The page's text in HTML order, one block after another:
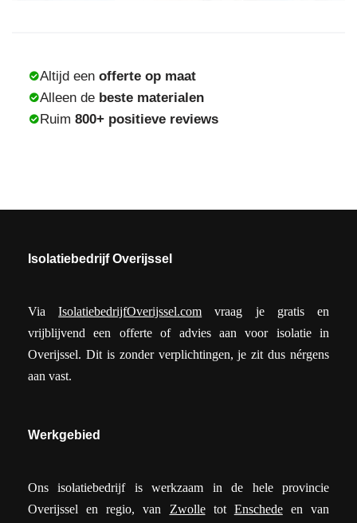
Altijd een offerte op maat
Alleen de beste materialen
Ruim 800+ positieve reviews
Isolatiebedrijf Overijssel
ViaIsolatiebedrijfOverijssel.com vraag je gratis en
vrijblijvend een offerte of advies aan voor isolatie in
Overijssel. Dit is zonder verplichtingen, je zit dus nérgens
aan vast.
Werkgebied
Ons isolatiebedrijf is werkzaam in de hele provincie
Overijssel en regio, van Zwolletot Enschedeen van